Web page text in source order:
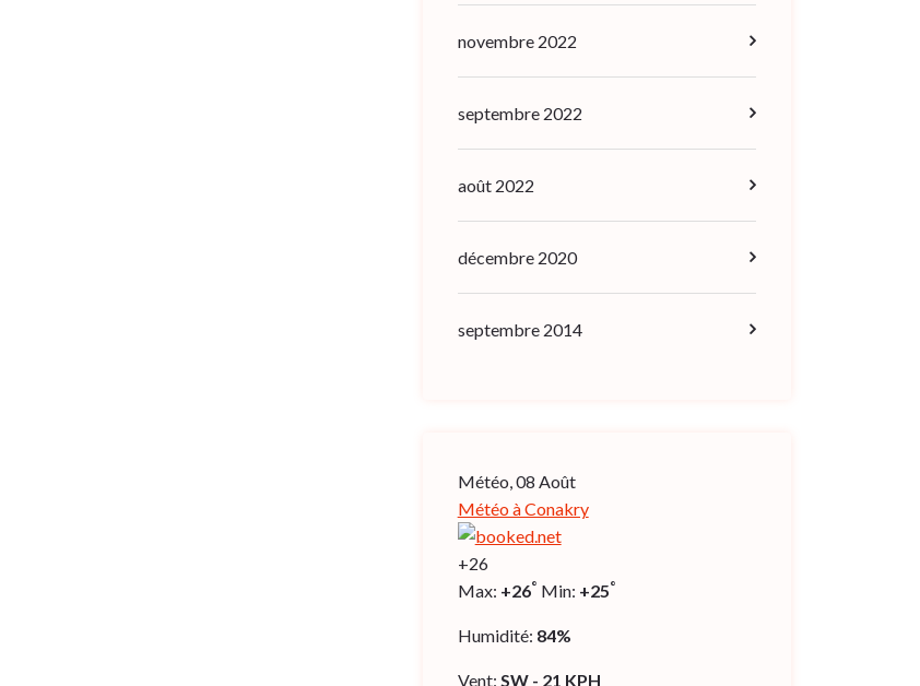
novembre 2022
septembre 2022
août 2022
décembre 2020
septembre 2014
Météo, 08 Août
Météo à Conakry
+26
Max: +26° Min: +25°
Humidité: 84%
Vent: SW - 21 KPH